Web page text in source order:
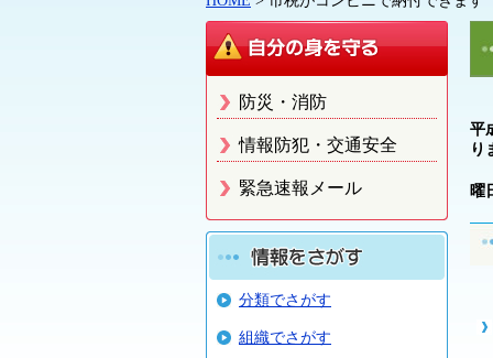
防災・消防
情報防犯・交通安全
緊急速報メール
分類でさがす
組織でさがす
平
り
曜